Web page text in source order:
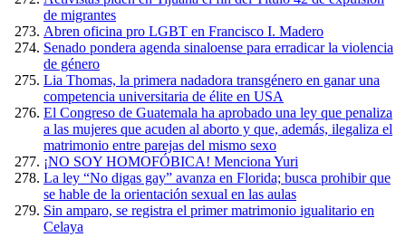
de migrantes
Abren oficina pro LGBT en Francisco I. Madero
Senado pondera agenda sinaloense para erradicar la violencia
de género
Lia Thomas, la primera nadadora transgénero en ganar una
competencia universitaria de élite en USA
El Congreso de Guatemala ha aprobado una ley que penaliza
a las mujeres que acuden al aborto y que, además, ilegaliza el
matrimonio entre parejas del mismo sexo
¡NO SOY HOMOFÓBICA! Menciona Yuri
La ley “No digas gay” avanza en Florida; busca prohibir que
se hable de la orientación sexual en las aulas
Sin amparo, se registra el primer matrimonio igualitario en
Celaya